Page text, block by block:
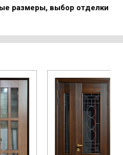
размеры, выбор отделки